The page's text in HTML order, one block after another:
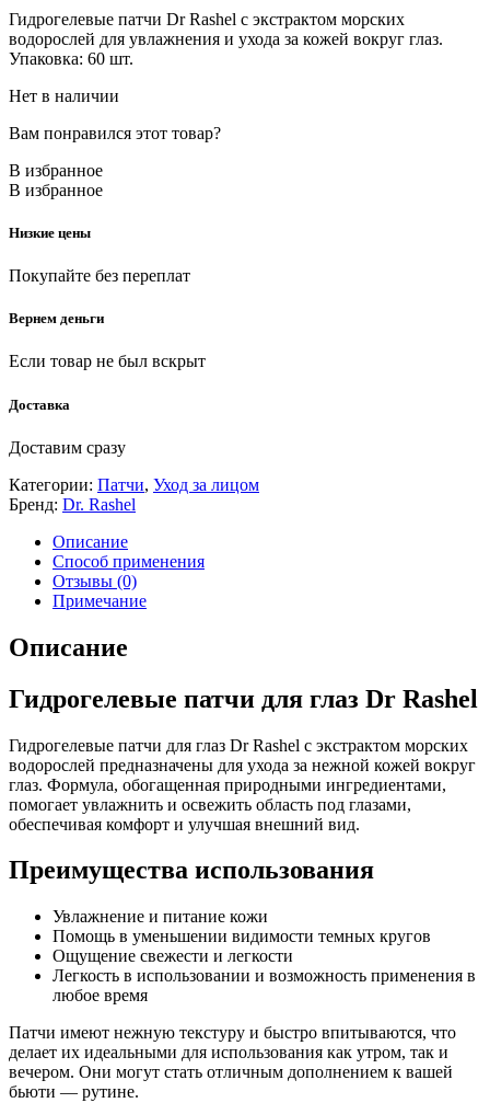
Гидрогелевые патчи Dr Rashel с экстрактом морских
водорослей для увлажнения и ухода за кожей вокруг глаз.
Упаковка: 60 шт.
Нет в наличии
Вам понравился этот товар?
В избранное
В избранное
Низкие цены
Покупайте без переплат
Вернем деньги
Если товар не был вскрыт
Доставка
Доставим сразу
Категории: Патчи, Уход за лицом
Бренд: Dr. Rashel
Описание
Способ применения
Отзывы (0)
Примечание
Описание
Гидрогелевые патчи для глаз Dr Rashel
Гидрогелевые патчи для глаз Dr Rashel с экстрактом морских
водорослей предназначены для ухода за нежной кожей вокруг
глаз. Формула, обогащенная природными ингредиентами,
помогает увлажнить и освежить область под глазами,
обеспечивая комфорт и улучшая внешний вид.
Преимущества использования
Увлажнение и питание кожи
Помощь в уменьшении видимости темных кругов
Ощущение свежести и легкости
Легкость в использовании и возможность применения в
любое время
Патчи имеют нежную текстуру и быстро впитываются, что
делает их идеальными для использования как утром, так и
вечером. Они могут стать отличным дополнением к вашей
бьюти — рутине.